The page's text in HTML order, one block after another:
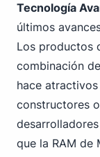
Tecnología
últimos
Los productos
combinación
hace
constructores
que la RAM de